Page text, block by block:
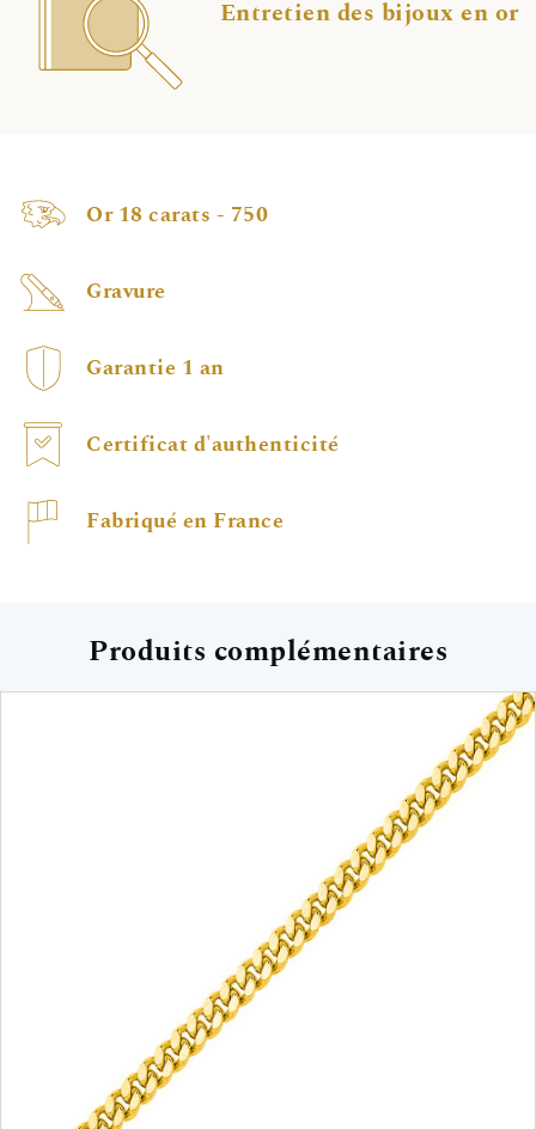
Entretien des bijoux en or
Or 18 carats - 750
Gravure
Garantie 1 an
Certificat d'authenticité
Fabriqué en France
Produits complémentaires